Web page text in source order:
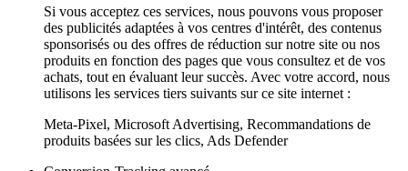
Si vous acceptez ces services, nous pouvons vous proposer
des publicités adaptées à vos centres d'intérêt, des contenus
sponsorisés ou des offres de réduction sur notre site ou nos
produits en fonction des pages que vous consultez et de vos
achats, tout en évaluant leur succès. Avec votre accord, nous
utilisons les services tiers suivants sur ce site internet :
Meta-Pixel, Microsoft Advertising, Recommandations de
produits basées sur les clics, Ads Defender